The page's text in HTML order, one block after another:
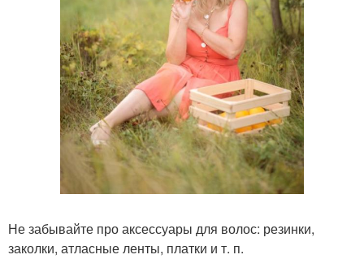
Не забывайте про аксессуары для волос: резинки,
заколки, атласные ленты, платки и т. п.